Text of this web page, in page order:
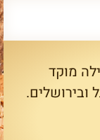
מוקד
ובירושלים.